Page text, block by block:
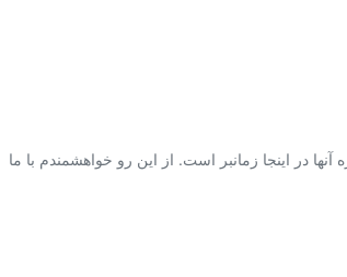
در اینجا زمانبر است. از این رو خواهشمندم با ما